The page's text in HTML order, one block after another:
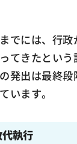
でには、行
てきたとい
発出は最終
います。
執行